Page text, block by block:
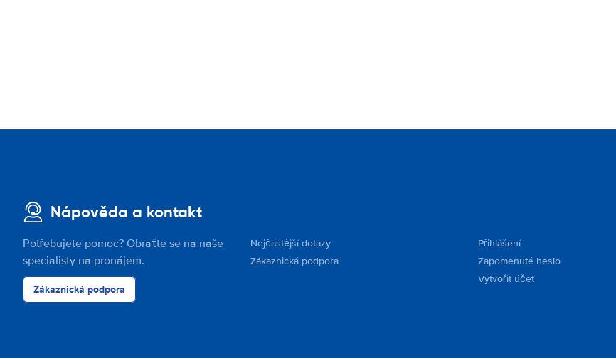
Nápověda a kontakt
Potřebujete pomoc? Obraťte se na naše
specialisty na pronájem.
Zákaznická podpora
Nejčastější dotazy
Zákaznická podpora
Přihlášení
Zapomenuté heslo
Vytvořit účet